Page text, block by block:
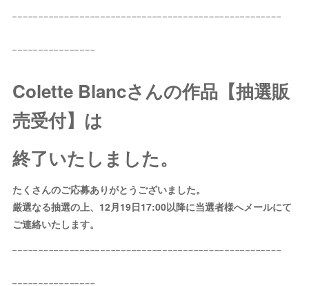
┈┈┈┈┈┈┈┈┈┈┈┈┈
┈┈┈┈
Colette Blancさんの作品【抽選販
売受付】は
終了いたしました。
たくさんのご応募ありがとうございました。
厳選なる抽選の上、12月19日17:00以降に当選者様へメールにて
ご連絡いたします。
┈┈┈┈┈┈┈┈┈┈┈┈┈